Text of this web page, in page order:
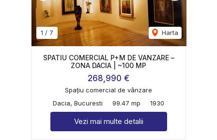
1 / 7 Harta
SPATIU COMERCIAL P+M DE VANZARE –
ZONA DACIA | ~100 MP
268,990 €
Spațiu comercial de vânzare
Dacia, Bucuresti
99.47 mp 1930
Vezi mai multe detalii